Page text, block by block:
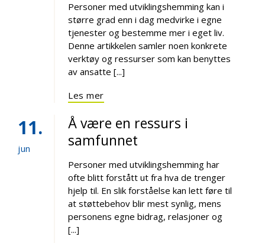
Personer med utviklingshemming kan i
større grad enn i dag medvirke i egne
tjenester og bestemme mer i eget liv.
Denne artikkelen samler noen konkrete
verktøy og ressurser som kan benyttes
av ansatte [...]
Les mer
11
jun
Å være en ressurs i
samfunnet
Personer med utviklingshemming har
ofte blitt forstått ut fra hva de trenger
hjelp til. En slik forståelse kan lett føre til
at støttebehov blir mest synlig, mens
personens egne bidrag, relasjoner og
[...]